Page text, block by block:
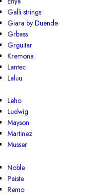
Galli strings
Giara by Duende
Grbass
Grguitar
Kremona
Lantec
Laluu
Leho
Ludwig
Mayson
Martinez
Musser
Noble
Paiste
Remo